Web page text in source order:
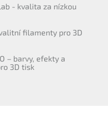
- kvalita za nízkou
filamenty pro 3D
– barvy, efekty a
3D tisk